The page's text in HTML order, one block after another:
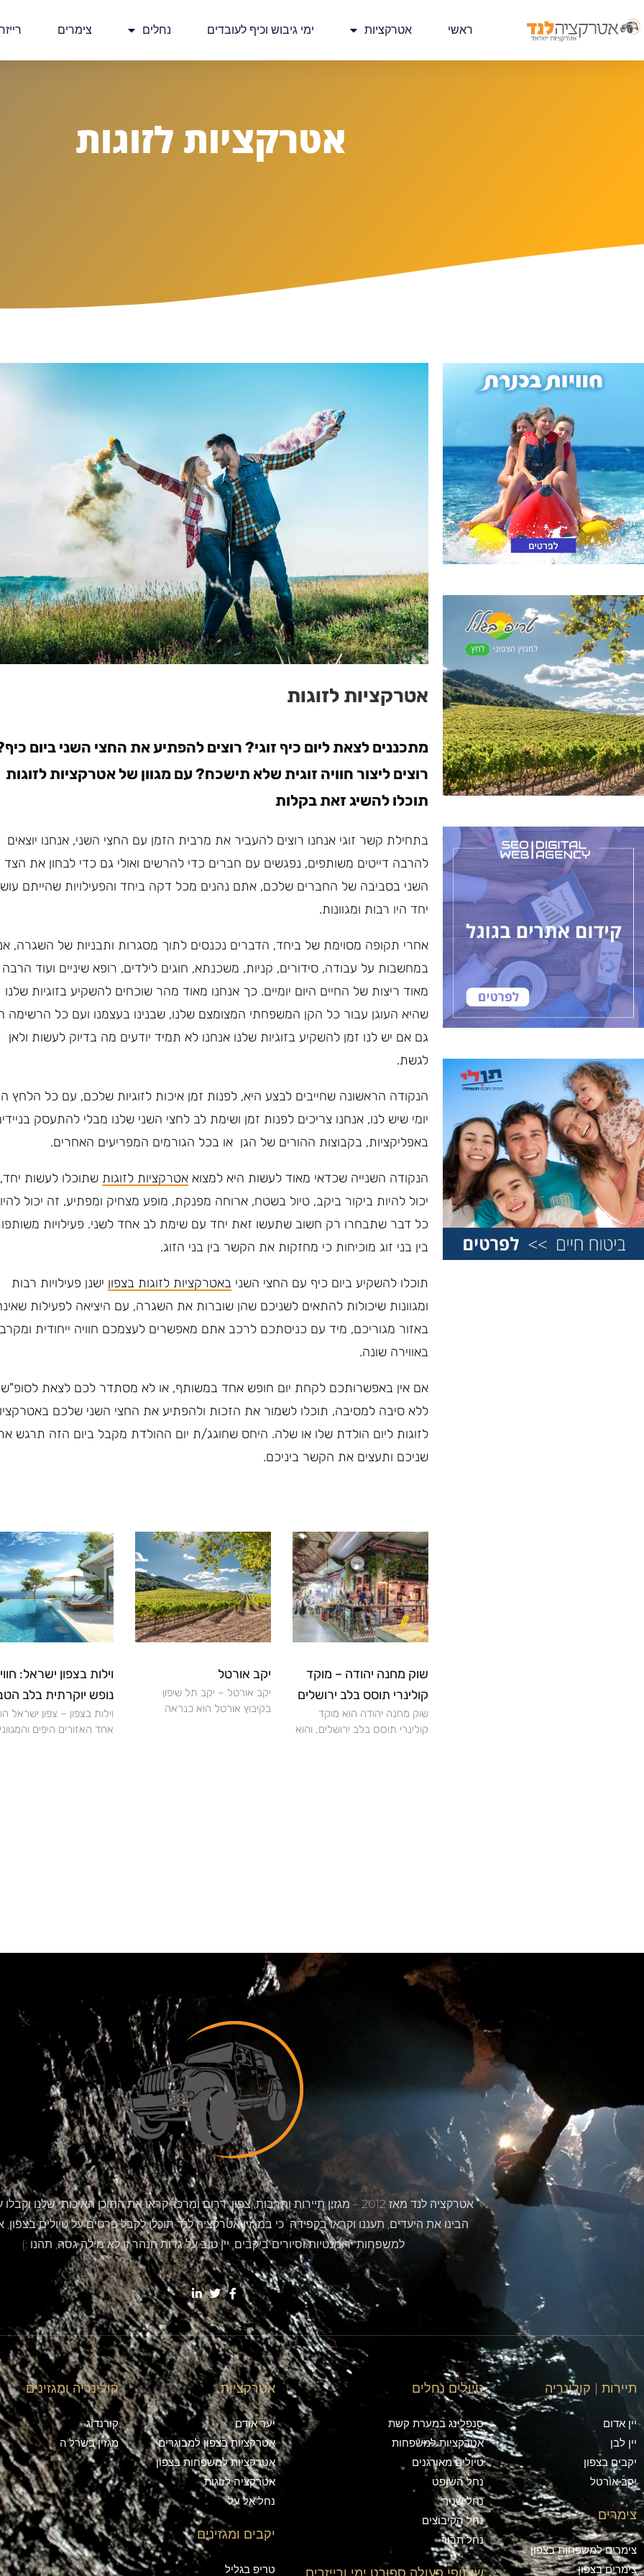
ראשי אטרקציות ימי גיבוש וכיף לעובדים נחלים צימרים
אטרקציות לזוגות
אטרקציות לזוגות
מתכננים לצאת ליום כיף זוגי? רוצים להפתיע את החצי השני ביום
רוצים ליצור חוויה זוגית שלא תישכח? עם מגוון של אטרקציות לזוגות
תוכלו להשיג זאת בקלות
בתחילת קשר זוגי אנחנו רוצים להעביר את מרבית הזמן עם החצי השני, אנחנו יוצאים
להרבה דייטים משותפים, נפגשים עם חברים כדי להרשים ואולי גם כדי לבחון את הצד
השני בסביבה של החברים שלכם, אתם נהנים מכל דקה ביחד והפעילויות שהייתם
יחד היו רבות ומגוונות.
אחרי תקופה מסוימת של ביחד, הדברים נכנסים לתוך מסגרות ותבניות של השגרה,
במחשבות על עבודה, סידורים, קניות, משכנתא, חוגים לילדים, רופא שיניים ועוד הרבה
מאוד ריצות של החיים היום יומיים. כך אנחנו מאוד מהר שוכחים להשקיע בזוגיות שלנו
שהיא העוגן עבור כל הקן המשפחתי המצומצם שלנו, שבנינו בעצמנו ועם כל הרשימה
גם אם יש לנו זמן להשקיע בזוגיות שלנו אנחנו לא תמיד יודעים מה בדיוק לעשות ולאן
לגשת.
הנקודה הראשונה שחייבים לבצע היא, לפנות זמן איכות לזוגיות שלכם, עם כל הלחץ
יומי שיש לנו, אנחנו צריכים לפנות זמן ושימת לב לחצי השני שלנו מבלי להתעסק
באפליקציות, בקבוצות ההורים של הגן או בכל הגורמים המפריעים האחרים.
הנקודה השנייה שכדאי מאוד לעשות היא למצוא אטרקציות לזוגות שתוכלו לעשות
יכול להיות ביקור ביקב, טיול בשטח, ארוחה מפנקת, מופע מצחיק ומפתיע, זה יכול
כל דבר שתבחרו רק חשוב שתעשו זאת יחד עם שימת לב אחד לשני. פעילויות
בין בני זוג מוכיחות כי מחזקות את הקשר בין בני הזוג.
תוכלו להשקיע ביום כיף עם החצי השני באטרקציות לזוגות בצפון ישנן פעילויות רבות
ומגוונות שיכולות להתאים לשניכם שהן שוברות את השגרה, עם היציאה לפעילות
באזור מגוריכם, מיד עם כניסתכם לרכב אתם מאפשרים לעצמכם חוויה ייחודית
באווירה שונה.
אם אין באפשרותכם לקחת יום חופש אחד במשותף, או לא מסתדר לכם לצאת לסופ"ש
ללא סיבה למסיבה, תוכלו לשמור את הזכות ולהפתיע את החצי השני שלכם
לזוגות ליום הולדת שלו או שלה. היחס שחוגג/ת יום ההולדת מקבל ביום הזה תרגש
שניכם ותעצים את הקשר ביניכם.
שוק מחנה יהודה – מוקד
קולינרי תוסס בלב ירושלים
שוק מחנה יהודה הוא מוקד
קולינרי תוסס בלב ירושלים, והוא
יקב אורטל
יקב אורטל – יקב תל שיפון
בקיבוץ אורטל הוא כנראה
וילות בצפון ישראל:
נופש יוקרתית בלב
וילות בצפון – צפון ישראל
אחד האזורים היפים
אטרקציה לנד מאז 2012 – מגזין תיירות ותרבות, צפון, דרום ומרכז, קראו את התוכן האיכותי שלנו
הבינו את היעדים, תעננו וקראו בקפידה כי במגזין אטרקציה לנד תוכלו לקבל פרטים על טיולים בצפון,
למשפחות רומנטיות וסיורים ביקבים, יין טוב על גדות הנהר זו לא מילה גסה, תהנו :)
תיירות | קולינריה
יין אדום
יין לבן
יקבים בצפון
יקב אורטל
צימרים
צימרים למשפחות בצפון
צימרים בצפון
טיולים נחלים
סנפלינג במערת קשת
אטרקציות למשפחות
טיולים מאורגנים
נחל השופט
נחל שניר
נחל הקיבוצים
נחל תבור
אטרקציות
יער אודם
אטרקציות בצפון למבוגרים
אטרקציות למשפחות בצפון
אטרקציה לזוגות
נחל אל על
יקבים ומגזינים
טריפ בגליל
קולינריה ומגזינים
קורנדוג
מגזין בשרל'ה